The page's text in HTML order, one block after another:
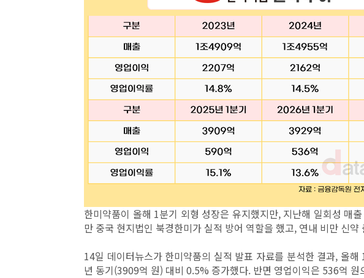
한미약품이 올해 1분기 외형 성장은 유지했지만, 지난해 일회성 매
만 중국 현지법인 북경한미가 실적 방어 역할을 했고, 연내 비만 신
14일 데이터뉴스가 한미약품의 실적 발표 자료를 분석한 결과, 올
년 동기(3909억 원) 대비 0.5% 증가했다. 반면 영업이익은 536억